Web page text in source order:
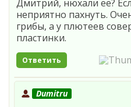
Дмитрий, нюхали её?
неприятно пахнуть.
грибы, а у плютеев
пластинки.
Ответить
Dumitru